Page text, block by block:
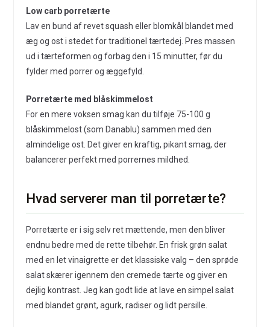
Low carb porretærte
Lav en bund af revet squash eller blomkål blandet med
æg og ost i stedet for traditionel tærtedej. Pres massen
ud i tærteformen og forbag den i 15 minutter, før du
fylder med porrer og æggefyld.
Porretærte med blåskimmelost
For en mere voksen smag kan du tilføje 75-100 g
blåskimmelost (som Danablu) sammen med den
almindelige ost. Det giver en kraftig, pikant smag, der
balancerer perfekt med porrernes mildhed.
Hvad serverer man til porretærte?
Porretærte er i sig selv ret mættende, men den bliver
endnu bedre med de rette tilbehør. En frisk grøn salat
med en let vinaigrette er det klassiske valg – den sprøde
salat skærer igennem den cremede tærte og giver en
dejlig kontrast. Jeg kan godt lide at lave en simpel salat
med blandet grønt, agurk, radiser og lidt persille.